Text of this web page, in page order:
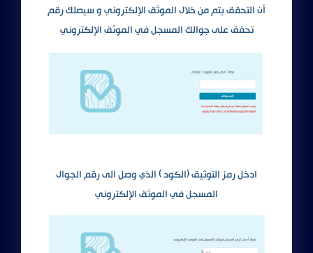
أن التحقق يتم من خلال الموثق الإلكتروني و سيصلك رقم
تحقق على جوالك المسجل فيالموثق الإلكتروني
ادخل رمز التوثيق (الكود ) الذي وصل الى رقم الجوال
المسجل فيالموثق الإلكتروني